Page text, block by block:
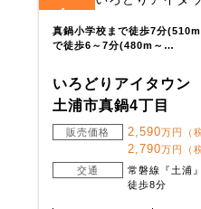
4
真鍋小学校まで徒歩7分
で徒歩6～7分(480m～…
いろどりアイタウン
土浦市真鍋4丁目
販売価格 2,590万円（
2,790万円（
交通
常磐線『土浦
徒歩8分